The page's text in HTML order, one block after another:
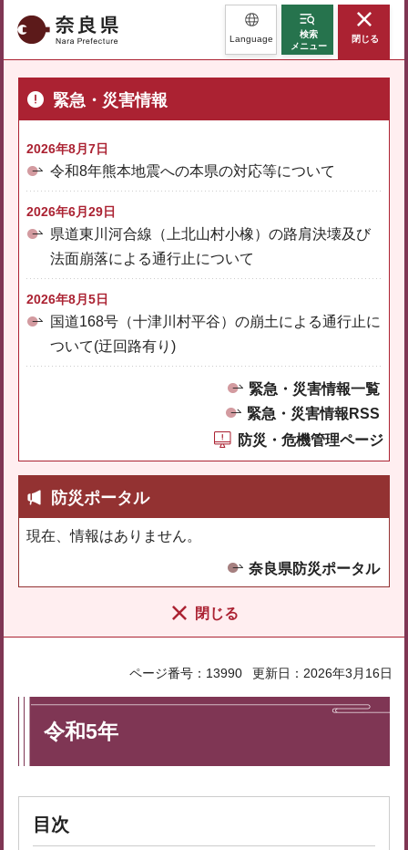
奈良県 Language
検索
メニュー
閉じる
緊急・災害情報
2026年8月7日
令和8年熊本地震への本県の対応等について
2026年6月29日
県道東川河合線（上北山村小橡）の路肩決壊及び
法面崩落による通行止について
2026年8月5日
国道168号（十津川村平谷）の崩土による通行止に
ついて(迂回路有り)
緊急・災害情報一覧
緊急・災害情報RSS
防災・危機管理ページ
防災ポータル
現在、情報はありません。
奈良県防災ポータル
閉じる
ページ番号：13990 更新日：2026年3月16日
令和5年
目次